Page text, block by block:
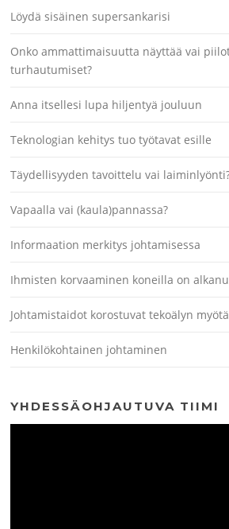
Löydä sisäinen supersankarisi
Onko ammattimaisuutta näyttää vai
turhautumiset?
Anna itsellesi lupa hiljentyä jouluun
Teknologian kehitys tuo työtavat esille
Täydellisyyden tavoittelu vai
Vapaalla vai (kaula)pannassa?
Informaation merkitys johtamisessa
Ihmisten korvaaminen koneilla on
Johtamistaidot korostuvat tekoälyn myötä
Henkilökohtainen johtaminen
YHDESSÄOHJAUTUVA TIIMI